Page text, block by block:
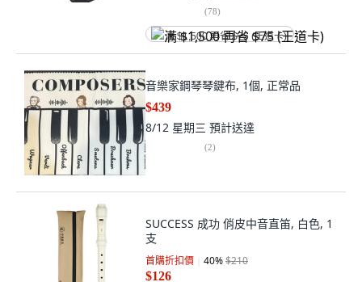
(78)
满 $1,500 再省 $75 (王道卡)
音樂家鋼琴琴鍵布, 1個, 正常品
$439
8/12 星期三 預計送達
(2)
SUCCESS 成功 俏皮中音直笛, 白色, 1
支
首購折扣價 40%$210
$126